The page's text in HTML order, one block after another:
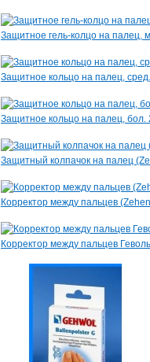
Защитное гель-колцо на палец,
Защитное кольцо на палец,
Защитное кольцо на палец, бол.
Защитный колпачок на палец
Корректор между пальцев
Корректор между пальцев